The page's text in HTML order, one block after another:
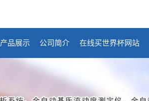
产品展示 公司简介 在线买世界杯网站